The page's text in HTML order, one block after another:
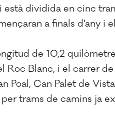
està dividida en cinc
a finals d'any i
de 10,2
Roc Blanc, i el carrer
Poal, Can Palet de
trams de camins ja